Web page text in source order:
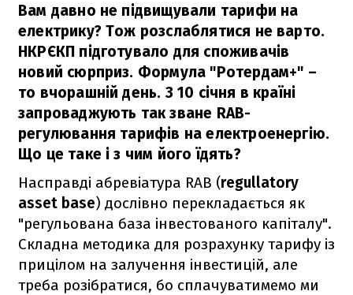
Вам давно не підвищували тарифи на
електрику? Тож розслаблятися не варто.
НКРЄКП підготувало для споживачів
новий сюрприз. Формула "Ротердам+" –
то вчорашній день. З 10 січня в країні
запроваджують так зване RAB-
регулювання тарифів на електроенергію.
Що це таке і з чим його їдять?
Насправді абревіатура RAB (regullatory
asset base) дослівно перекладається як
"регульована база інвестованого капіталу".
Складна методика для розрахунку тарифу із
прицілом на залучення інвестицій, але
треба розібратися, бо сплачуватимемо ми